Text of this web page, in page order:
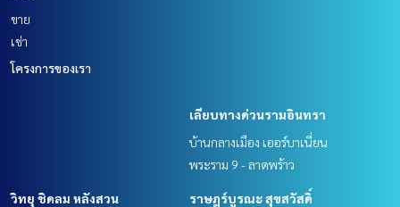
ขาย
เช่า
โครงการของเรา
เลียบทางด่วนรามอินทรา
บ้านกลางเมือง เออร์บาเนี่ยน
พระราม 9 - ลาดพร้าว
วิทยุ ชิดลม หลังสวน
ราษฎร์บูรณะ สุขสวัสดิ์